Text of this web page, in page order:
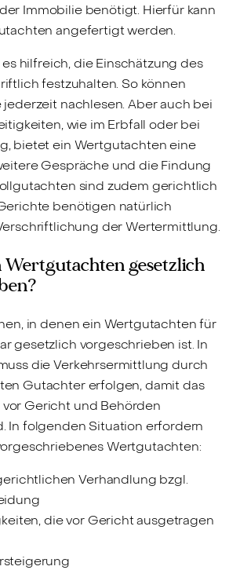
Immobilie benötigt. Hierfür kann
angefertigt werden.
es hilfreich, die Einschätzung des
festzuhalten. So können
jederzeit nachlesen. Aber auch bei
wie im Erbfall oder bei
bietet ein Wertgutachten eine
Gespräche und die Findung
sind zudem gerichtlich
benötigen natürlich
der Wertermittlung.
Wertgutachten gesetzlich
in denen ein Wertgutachten für
gesetzlich vorgeschrieben ist. In
die Verkehrsermittlung durch
Gutachter erfolgen, damit das
Gericht und Behörden
In folgenden Situation erfordern
Wertgutachten:
Verhandlung bzgl.
die vor Gericht ausgetragen